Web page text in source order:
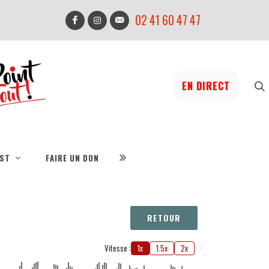
02 41 60 47 47
EN DIRECT
FAIRE UN DON
RETOUR
Vitesse : 1x 1.5x 2x